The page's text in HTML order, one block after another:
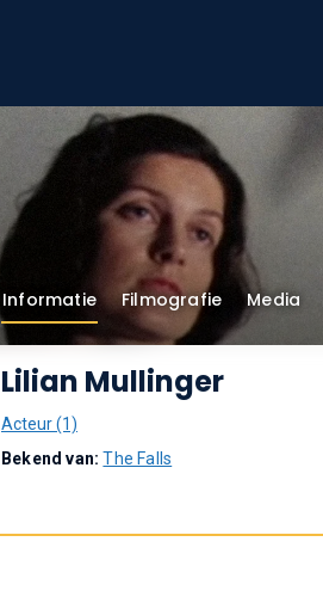
Informatie Filmografie Media
Lilian Mullinger
Acteur (1)
Bekend van:The Falls